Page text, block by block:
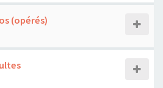
(opérés)